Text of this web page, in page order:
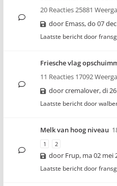
20 Reacties 25881
door Emass,do 07
Laatste bericht doorfransg
Friesche vlag
11 Reacties 17092
doorcremalover,di
Laatste bericht door
Melk van hoog niveau
1 2
door Frup, ma 02 mei
Laatste bericht doorfransg